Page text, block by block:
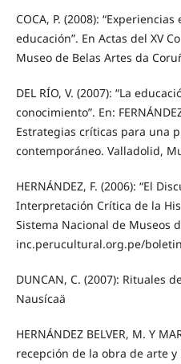
COCA, P. (2008):
educación”. En Actas del XV
Museo de Belas Artes da
DEL RÍO, V. (2007): “La
conocimiento”. En:
Estrategias críticas para una
contemporáneo. Valladolid,
HERNÁNDEZ, F. (2006): “El
Interpretación Crítica de la
Sistema Nacional de Museos
inc.perucultural.org.pe/
DUNCAN, C. (2007): Rituales
Nausícaä
HERNÁNDEZ BELVER, M. Y
recepción de la obra de arte